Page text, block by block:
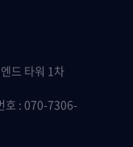
드 타워 1차
호 : 070-7306-